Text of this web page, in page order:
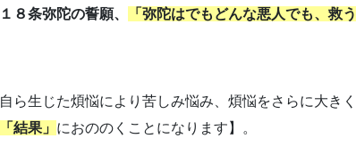
１８条弥陀の誓願、 「弥陀はでもどんな悪人でも、救
自ら生じた煩悩により苦しみ悩み、煩悩をさらに大き
「結果」 におののくことになります】。